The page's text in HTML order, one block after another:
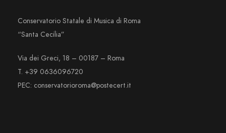
Conservatorio Statale di Musica di Roma
“Santa Cecilia”
Via dei Greci, 18 – 00187 – Roma
T. +39 0636096720
PEC: conservatorioroma@postecert.it